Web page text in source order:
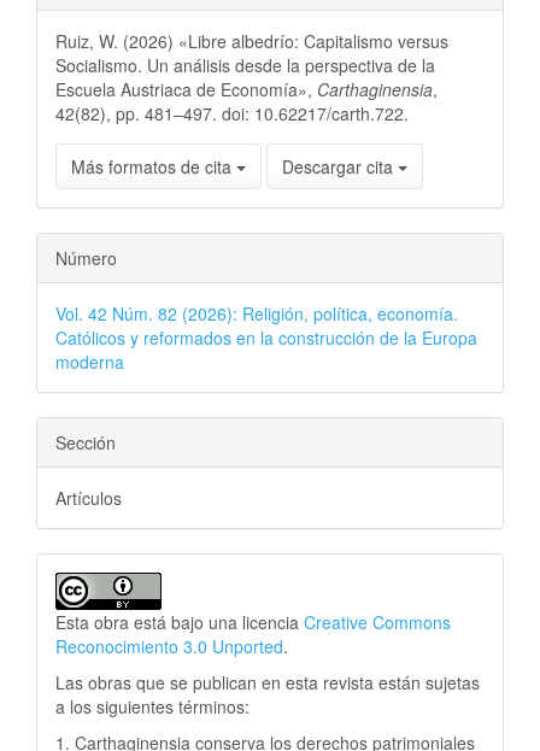
Ruiz, W. (2026) «Libre albedrío: Capitalismo versus
Socialismo. Un análisis desde la perspectiva de la
Escuela Austriaca de Economía», Carthaginensia,
42(82), pp. 481–497. doi: 10.62217/carth.722.
Más formatos de cita Descargar cita
Número
Vol. 42 Núm. 82 (2026): Religión, política, economía.
Católicos y reformados en la construcción de la Europa
moderna
Sección
Artículos
Esta obra está bajo una licencia Creative Commons
Reconocimiento 3.0 Unported.
Las obras que se publican en esta revista están sujetas
a los siguientes términos:
1. Carthaginensia conserva los derechos patrimoniales